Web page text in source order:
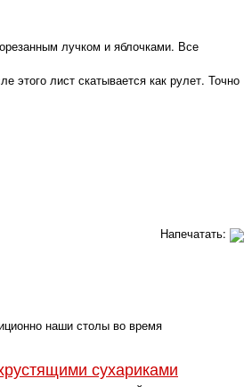
лучком и яблочками. Все
этого лист скатывается как рулет. Точно
Напечатать:
наши столы во время
сухариками